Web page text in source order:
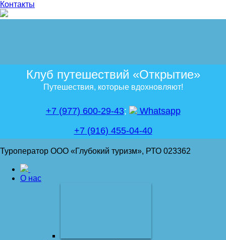
Контакты
Клуб путешествий «Открытие»
Путешествия, которые вдохновляют!
+7 (977) 600-29-43;
Whatsapp
+7 (916) 455-04-40
Туроператор ООО «Глубокий туризм», РТО 023362
О нас